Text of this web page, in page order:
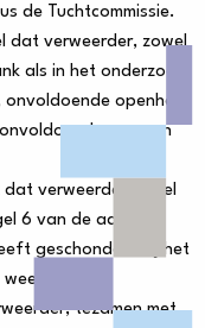
de Tuchtcommissie.
dat verweerder, zowel
als in het onderzoek
openheid
open en
dat verweerder zowel
6 van de aan de
geschonden. Bij het
de
tezamen met